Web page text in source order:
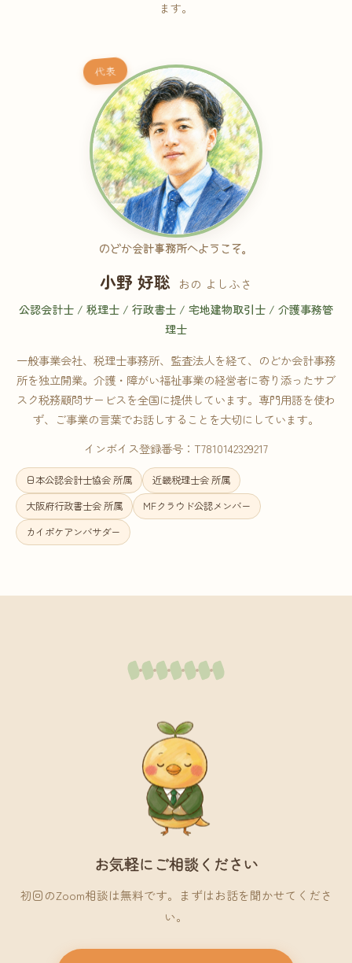
ます。
代表
のどか会計事務所へようこそ。
小野 好聡 おの よしふさ
公認会計士 / 税理士 / 行政書士 / 宅地建物取引士 / 介護事務管
理士
一般事業会社、税理士事務所、監査法人を経て、のどか会計事務
所を独立開業。介護・障がい福祉事業の経営者に寄り添ったサブ
スク税務顧問サービスを全国に提供しています。専門用語を使わ
ず、ご事業の言葉でお話しすることを大切にしています。
インボイス登録番号：T7810142329217
日本公認会計士協会 所属
近畿税理士会 所属
大阪府行政書士会 所属
MFクラウド公認メンバー
カイポケアンバサダー
お気軽にご相談ください
初回のZoom相談は無料です。まずはお話を聞かせてくださ
い。